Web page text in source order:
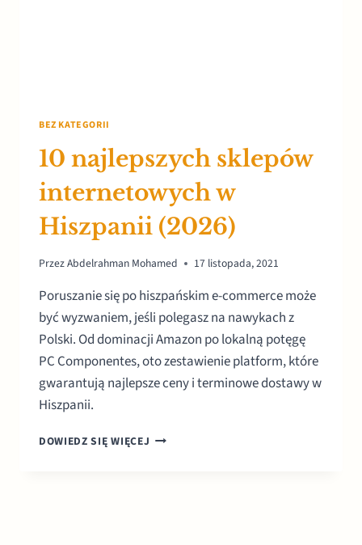
BEZ KATEGORII
10 najlepszych sklepów
internetowych w
Hiszpanii (2026)
PrzezAbdelrahman Mohamed 17 listopada, 2021
Poruszanie się po hiszpańskim e-commerce może
być wyzwaniem, jeśli polegasz na nawykach z
Polski. Od dominacji Amazon po lokalną potęgę
PC Componentes, oto zestawienie platform, które
gwarantują najlepsze ceny i terminowe dostawy w
Hiszpanii.
DOWIEDZ SIĘ WIĘCEJ 10